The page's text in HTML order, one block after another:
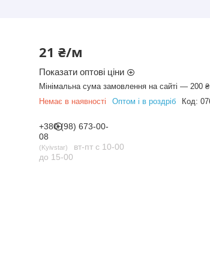
21 ₴/м
Показати оптові ціни
Мінімальна сума замовлення на сайті — 200 ₴
Немає в наявності
Оптом і в роздріб Код:
+380 (98) 673-00-
08
Kyivstar
вт-пт с 10-00
до 15-00